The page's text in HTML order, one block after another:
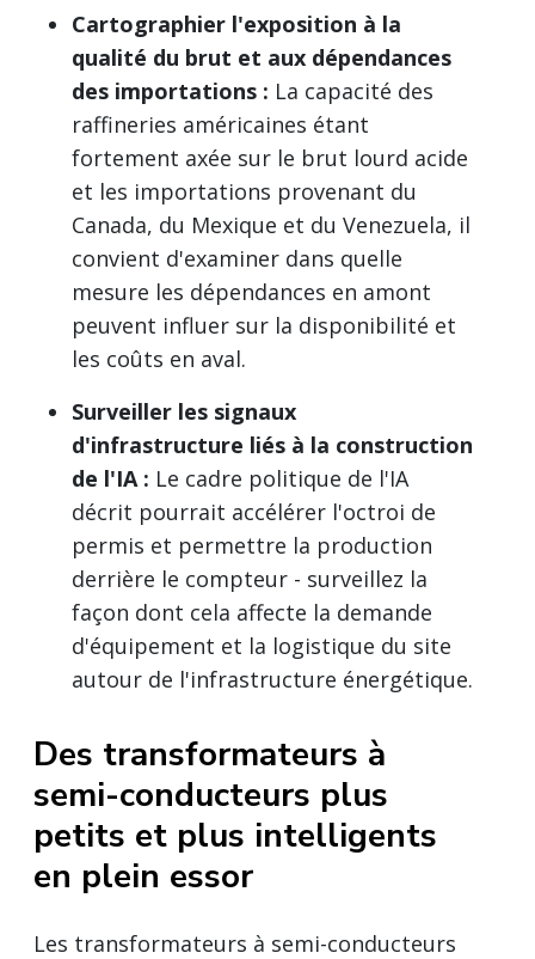
Cartographier l'exposition à la
qualité du brut et aux dépendances
des importations : La capacité des
raffineries américaines étant
fortement axée sur le brut lourd acide
et les importations provenant du
Canada, du Mexique et du Venezuela, il
convient d'examiner dans quelle
mesure les dépendances en amont
peuvent influer sur la disponibilité et
les coûts en aval.
Surveiller les signaux
d'infrastructure liés à la construction
de l'IA : Le cadre politique de l'IA
décrit pourrait accélérer l'octroi de
permis et permettre la production
derrière le compteur - surveillez la
façon dont cela affecte la demande
d'équipement et la logistique du site
autour de l'infrastructure énergétique.
Des transformateurs à
semi-conducteurs plus
petits et plus intelligents
en plein essor
Les transformateurs à semi-conducteurs